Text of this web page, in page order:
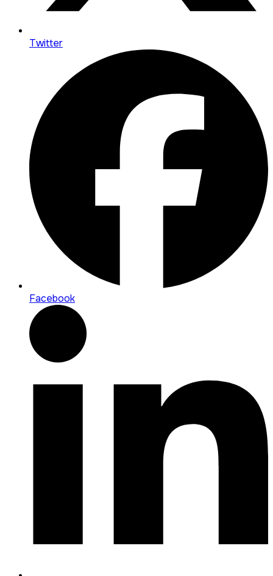
Twitter
Facebook